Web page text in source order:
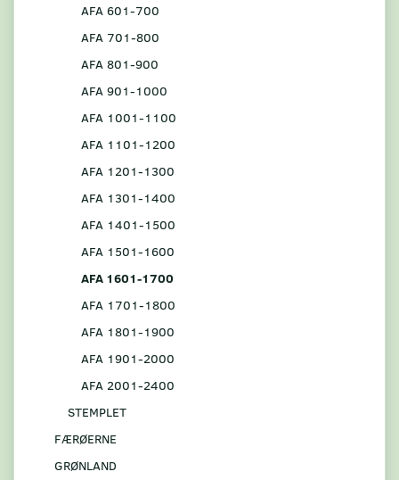
AFA 601-700
AFA 701-800
AFA 801-900
AFA 901-1000
AFA 1001-1100
AFA 1101-1200
AFA 1201-1300
AFA 1301-1400
AFA 1401-1500
AFA 1501-1600
AFA 1601-1700
AFA 1701-1800
AFA 1801-1900
AFA 1901-2000
AFA 2001-2400
STEMPLET
FÆRØERNE
GRØNLAND